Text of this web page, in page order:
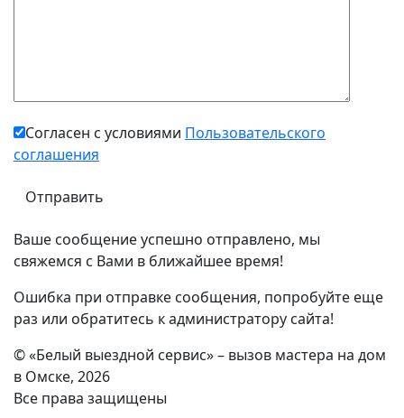
Согласен с условиями Пользовательского
соглашения
Ваше сообщение успешно отправлено, мы
свяжемся с Вами в ближайшее время!
Ошибка при отправке сообщения, попробуйте еще
раз или обратитесь к администратору сайта!
© «Белый выездной сервис» – вызов мастера на дом
в Омске, 2026
Все права защищены